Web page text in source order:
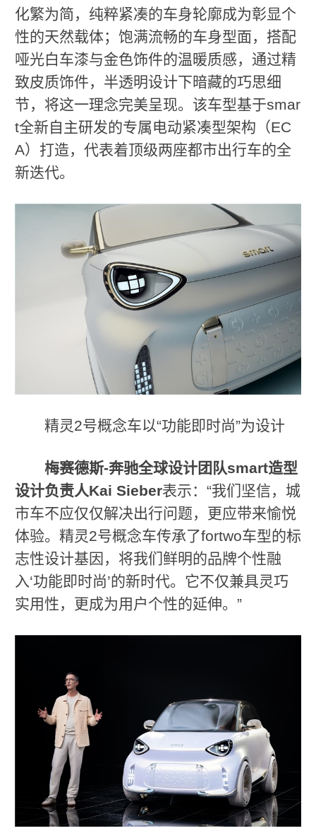
化繁为简，纯粹紧凑的车身轮廓成为彰显个
性的天然载体；饱满流畅的车身型面，搭配
哑光白车漆与金色饰件的温暖质感，通过精
致皮质饰件，半透明设计下暗藏的巧思细
节，将这一理念完美呈现。该车型基于smar
t全新自主研发的专属电动紧凑型架构（EC
A）打造，代表着顶级两座都市出行车的全
新迭代。
精灵2号概念车以“功能即时尚”为设计
梅赛德斯-奔驰全球设计团队smart造型
设计负责人Kai Sieber表示：“我们坚信，城
市车不应仅仅解决出行问题，更应带来愉悦
体验。精灵2号概念车传承了fortwo车型的标
志性设计基因，将我们鲜明的品牌个性融
入‘功能即时尚’的新时代。它不仅兼具灵巧
实用性，更成为用户个性的延伸。”